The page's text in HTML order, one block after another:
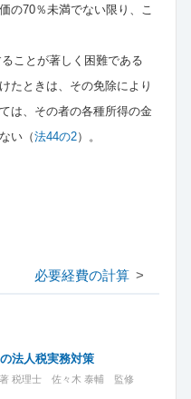
の70％未満でない限り、こ
ことが著しく困難である
たときは、その免除により
は、その者の各種所得の金
い（法44の2）。
必要経費の計算
法人税実務対策
税理士 佐々木 泰輔 監修